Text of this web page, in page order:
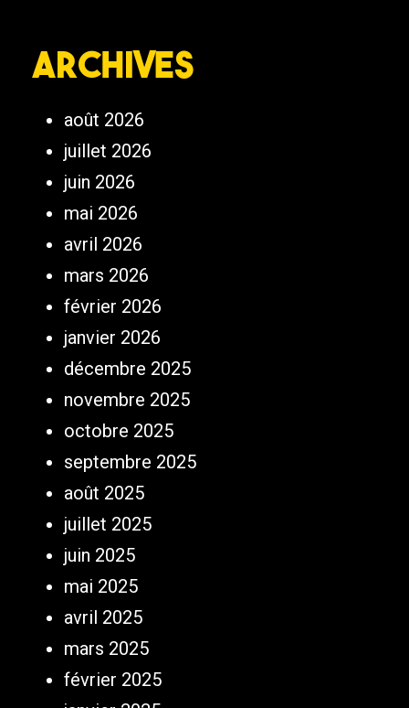
Archives
août 2026
juillet 2026
juin 2026
mai 2026
avril 2026
mars 2026
février 2026
janvier 2026
décembre 2025
novembre 2025
octobre 2025
septembre 2025
août 2025
juillet 2025
juin 2025
mai 2025
avril 2025
mars 2025
février 2025